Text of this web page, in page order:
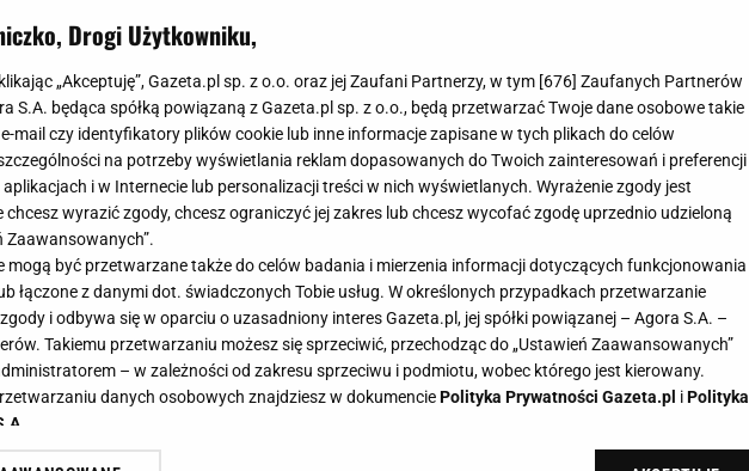
Drogi Użytkowniku,
„Akceptuję”, Gazeta.pl sp. z o.o. oraz jej Zaufani Partnerzy, w tym [676] Zaufanych Partnerów
S.A. będąca spółką powiązaną z Gazeta.pl sp. z o.o., będą przetwarzać Twoje dane osobowe takie
e-mail czy identyfikatory plików cookie lub inne informacje zapisane w tych plikach do celów
na potrzeby wyświetlania reklam dopasowanych do Twoich zainteresowań i preferencji
i w Internecie lub personalizacji treści w nich wyświetlanych. Wyrażenie zgody jest
wyrazić zgody, chcesz ograniczyć jej zakres lub chcesz wycofać zgodę uprzednio udzieloną
Zaawansowanych”.
mogą być przetwarzane także do celów badania i mierzenia informacji dotyczących funkcjonowania
łączone z danymi dot. świadczonych Tobie usług. W określonych przypadkach przetwarzanie
i odbywa się w oparciu o uzasadniony interes Gazeta.pl, jej spółki powiązanej – Agora S.A. –
Takiemu przetwarzaniu możesz się sprzeciwić, przechodząc do „Ustawień Zaawansowanych”
– w zależności od zakresu sprzeciwu i podmiotu, wobec którego jest kierowany.
danych osobowych znajdziesz w dokumenciePolityka Prywatności Gazeta.pl iPolityka